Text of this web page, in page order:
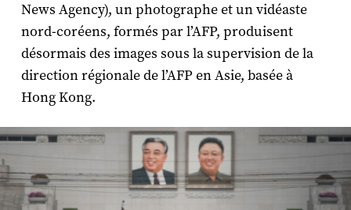
News Agency), un photographe et un vidéaste
nord-coréens, formés par l’AFP, produisent
désormais des images sous la supervision de la
direction régionale de l’AFP en Asie, basée à
Hong Kong.